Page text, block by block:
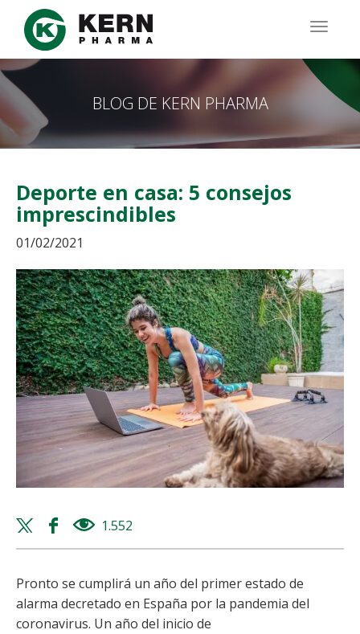
Pasar
contenido
principal
BLOG DE KERN PHARMA
Deporte en casa: 5 consejos
imprescindibles
01/02/2021
Twitter
share
Facebook
share
1.552
Pronto se cumplirá un año del primer estado de
alarma decretado en España por la pandemia del
coronavirus. Un año del inicio de